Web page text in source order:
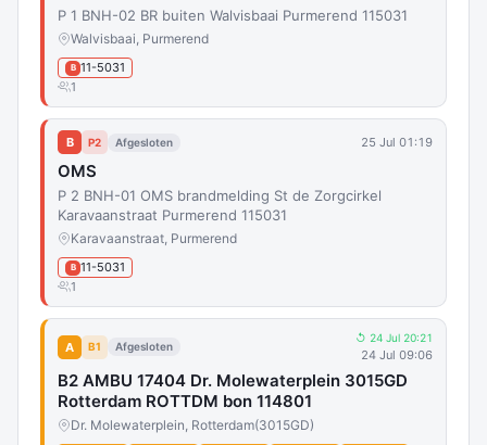
P 1 BNH-02 BR buiten Walvisbaai Purmerend 115031
Walvisbaai, Purmerend
B 11-5031
1
B P2 Afgesloten 25 Jul 01:19
OMS
P 2 BNH-01 OMS brandmelding St de Zorgcirkel
Karavaanstraat Purmerend 115031
Karavaanstraat, Purmerend
B 11-5031
1
A B1 Afgesloten
↺ 24 Jul 20:21
24 Jul 09:06
B2 AMBU 17404 Dr. Molewaterplein 3015GD
Rotterdam ROTTDM bon 114801
Dr. Molewaterplein, Rotterdam(3015GD)